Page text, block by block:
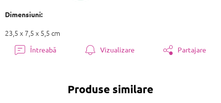
preţ:
Dimensiuni:
23,5 x 7,5 x 5,5 cm
Întreabă Vizualizare Partajare
Produse similare